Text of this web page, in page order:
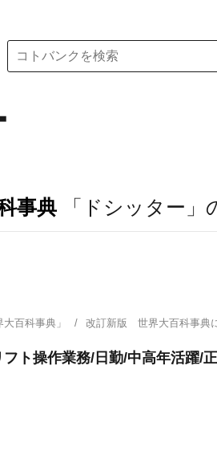
事典 「ドシッター」
百科事典」 改訂新版 世界大百科事
ト操作業務/日勤/中高年活躍/